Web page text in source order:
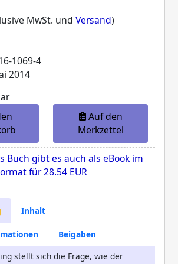
MwSt. und Versand)
1069-4
2014
Auf den
Merkzettel
Buch gibt es auch als eBook im
für28.54 EUR
Inhalt
Beigaben
stellt sich die Frage, wie der